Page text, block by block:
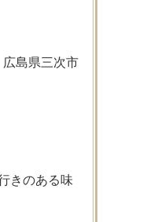
島県三次市
きのある味